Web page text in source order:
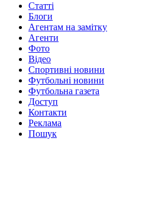
Статті
Блоги
Агентам на замітку
Агенти
Фото
Відео
Спортивні новини
Футбольні новини
Футбольна газета
Доступ
Контакти
Реклама
Пошук